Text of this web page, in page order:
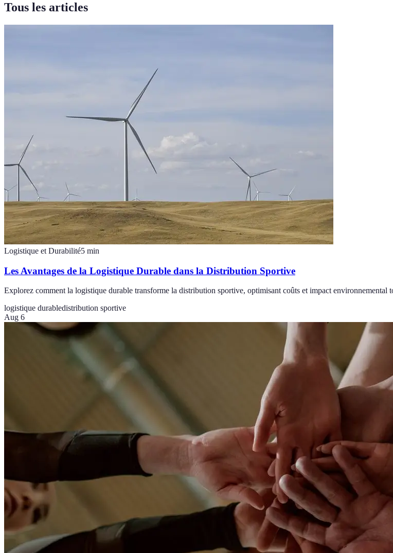
Tous les articles
Logistique et Durabilité5 min
Les Avantages de la Logistique Durable dans la Distribution Sportive
Explorez comment la logistique durable transforme la distribution sportive, optimisant coûts et impact environnemental
logistique durabledistribution sportive
Aug 6